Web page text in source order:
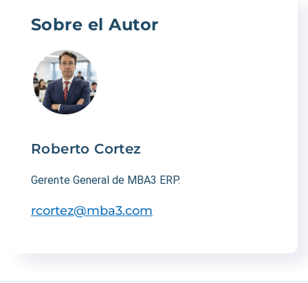
Sobre el Autor
Roberto Cortez
Gerente General de MBA3 ERP.
rcortez@mba3.com